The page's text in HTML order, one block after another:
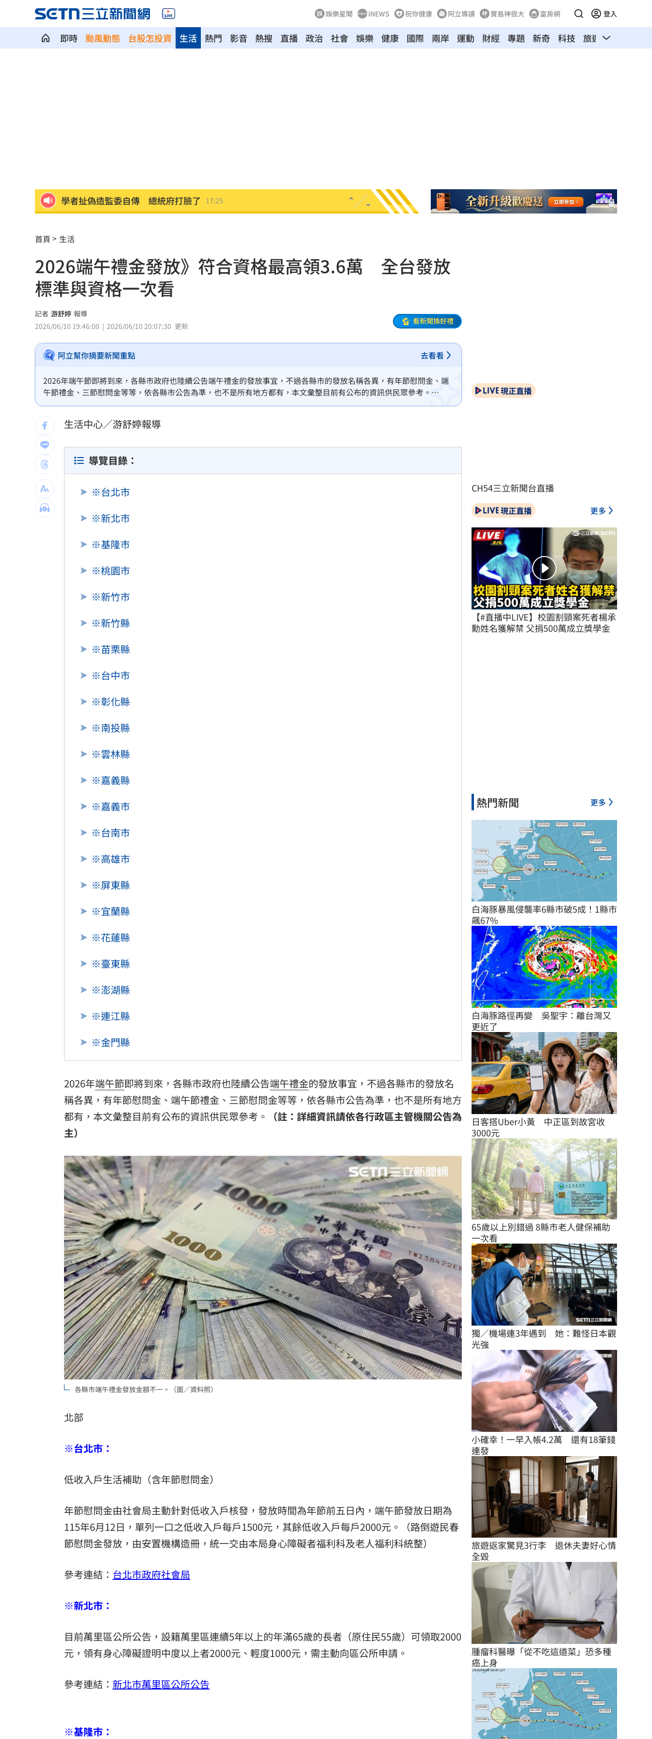
娛樂星聞 iNEWS 祝你健康 阿立導讀 寶島神很大 富房網 登入
即時 颱風動態 台股怎投資 熱門 影音 熱搜 直播 政治 社會 娛樂
生活 健康 國際 兩岸 運動 財經 專題 新奇 科技 旅遊 汽車
學者扯偽造監委自傳 總統府打臉了 17:25
白提案砍6.6億！陳世凱：監理站可能關門
投信砸88億最愛3金融！買賣超前十一次看 17:22
高虹安著作權法案開庭 2大爭點下次辯論
池秋美當紅爆拒陪吃高官 半夜電話遭封殺
漢光42／南部明防空演習 季連成坐鎮兵推
白海豚逼近！萬家福、愛買防颱優惠快搶
教授遭爆網頁塞「天安門」東京大學怒懲處 17:17
仙草產地標台灣不是台灣貨 食安漏洞惹議
北市公務員私加女生LINE騷擾 法務局回應 17:09
美女律師狠詐10億佣金 郭台銘：沒找仲介
屏東男靠「一絕活」半年爽領政府百萬獎金
雲林縣長身邊有共諜！前秘書洩行程給中共
三立iNEWS新聞台線上直播
市場到酒場料理！可果美蕃茄醬創無限可能
油品食安事件引關注 挑選保健食品要注意
酷澎「爸氣父親節」國際官方品牌齊聚
首頁 生活
2026端午禮金發放》符合資格最高領3.6萬 全台發放
標準與資格一次看
記者 游舒婷 報導
2026/06/10 19:46:00
2026/06/10 20:07:30 更新
看新聞換好禮
阿立幫你摘要新聞重點 去看看
2026年端午節即將到來，各縣市政府也陸續公告端午禮金的發放事宜，不過各縣市的發放名稱各異，有年節慰問金、端
午節禮金、三節慰問金等等，依各縣市公告為準，也不是所有地方都有，本文彙整目前有公布的資訊供民眾參考。
（註：詳細資訊請依各行政區主管機關公告為主）
生活中心／游舒婷報導
導覽目錄：
※台北市
※新北市
※基隆市
※桃園市
※新竹市
※新竹縣
※苗栗縣
※台中市
※彰化縣
※南投縣
※雲林縣
※嘉義縣
※嘉義市
※台南市
※高雄市
※屏東縣
※宜蘭縣
※花蓮縣
※臺東縣
※澎湖縣
※連江縣
※金門縣
2026年端午節即將到來，各縣市政府也陸續公告端午禮金的發放事宜，不過各縣市的發放名
稱各異，有年節慰問金、端午節禮金、三節慰問金等等，依各縣市公告為準，也不是所有地方
都有，本文彙整目前有公布的資訊供民眾參考。
（註：詳細資訊請依各行政區主管機關公告為
主）
各縣市端午禮金發放金額不一。（圖／資料照）
北部
※台北市：
低收入戶生活補助（含年節慰問金）
年節慰問金由社會局主動針對低收入戶核發，發放時間為年節前五日內，端午節發放日期為
115年6月12日，單列一口之低收入戶每戶1500元，其餘低收入戶每戶2000元。（路倒遊民春
節慰問金發放，由安置機構造冊，統一交由本局身心障礙者福利科及老人福利科統整）
參考連結： 台北市政府社會局
※新北市：
目前萬里區公所公告，設籍萬里區連續5年以上的年滿65歲的長者（原住民55歲）可領取2000
元，領有身心障礙證明中度以上者2000元、輕度1000元，需主動向區公所申請。
參考連結： 新北市萬里區公所公告
※基隆市：
現正直播
CH54三立新聞台直播
現正直播 更多
【#直播中LIVE】校園割頸案死者楊承
勳姓名獲解禁 父捐500萬成立獎學金
熱門新聞 更多
白海豚暴風侵襲率6縣市破5成！1縣市
飆67%
白海豚路徑再變　吳聖宇：離台灣又
更近了
日客搭Uber小黃　中正區到故宮收
3000元
65歲以上別錯過 8縣市老人健保補助
一次看
獨／機場連3年遇到　她：難怪日本觀
光強
小確幸！一早入帳4.2萬　還有18筆錢
連發
旅遊返家驚見3行李　退休夫妻好心情
全毀
腫瘤科醫曝「從不吃這道菜」恐多種
癌上身